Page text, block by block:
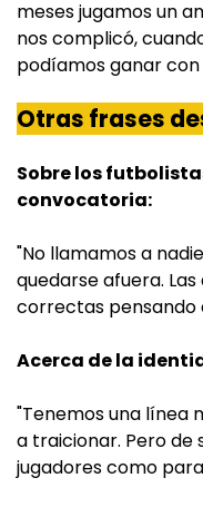
meses jugamos un
nos complicó,
podíamos ganar
Otras frases
Sobre los
convocatoria:
"No llamamos a
quedarse afuera.
correctas pensando
Acerca de la
"Tenemos una línea
a traicionar. Pero de
jugadores como